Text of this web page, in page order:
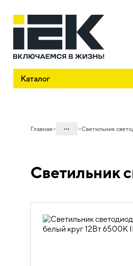
Каталог
Главная ...
10.03.02.01 Даунлайты
Светильник
Светильник